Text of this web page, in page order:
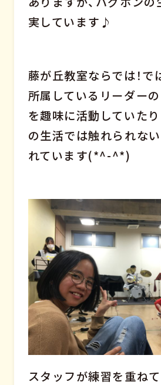
実しています♪
藤が丘教室ならでは！で
所属しているリーダー
を趣味に活動していた
の生活では触れられない
れています(*^-^*)
スタッフが練習を重ね